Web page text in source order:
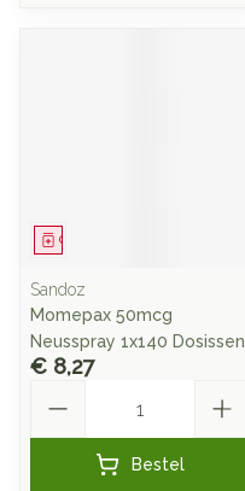
Geneesmiddel
Sandoz
Momepax 50mcg
Neusspray 1x140 Dosissen
€ 8,27
Bestel